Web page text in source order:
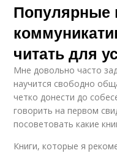
Популярные
читать для
Мне довольно часто
научится свободно
четко донести до
говорить на первом
посоветовать какие
Книги, которые я